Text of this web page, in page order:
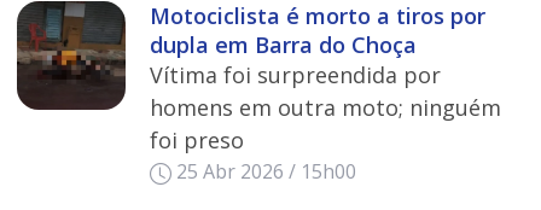
Motociclista é morto a tiros por
dupla em Barra do Choça
Vítima foi surpreendida por
homens em outra moto; ninguém
foi preso
25 Abr 2026 / 15h00